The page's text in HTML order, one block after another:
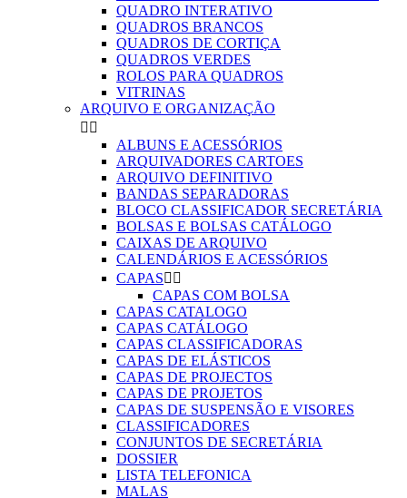
QUADRO INTERATIVO
QUADROS BRANCOS
QUADROS DE CORTIÇA
QUADROS VERDES
ROLOS PARA QUADROS
VITRINAS
ARQUIVO E ORGANIZAÇÃO
 
ALBUNS E ACESSÓRIOS
ARQUIVADORES CARTOES
ARQUIVO DEFINITIVO
BANDAS SEPARADORAS
BLOCO CLASSIFICADOR SECRETÁRIA
BOLSAS E BOLSAS CATÁLOGO
CAIXAS DE ARQUIVO
CALENDÁRIOS E ACESSÓRIOS
CAPAS 
CAPAS COM BOLSA
CAPAS CATALOGO
CAPAS CATÁLOGO
CAPAS CLASSIFICADORAS
CAPAS DE ELÁSTICOS
CAPAS DE PROJECTOS
CAPAS DE PROJETOS
CAPAS DE SUSPENSÃO E VISORES
CLASSIFICADORES
CONJUNTOS DE SECRETÁRIA
DOSSIER
LISTA TELEFONICA
MALAS